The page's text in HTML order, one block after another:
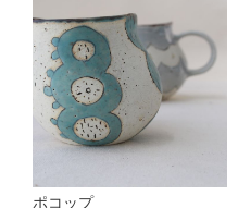
ポコップ